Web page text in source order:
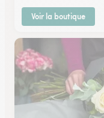
Voir la boutique